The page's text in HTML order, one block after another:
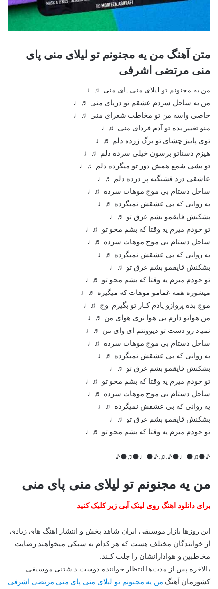
متن آهنگ من یه مجنونم تو لیلای منی پای
منی مرتضی اشرفی
من یه مجنونم تو لیلای منی پای منی ♬♩
من یه ساحل سردم عشقم تو دریای منی ♬♩
خاصی واسه من تو مخاطب شعرای منی ♬♩
منو تغییر بده تو آدم فردای منی ♬♩
توی پاییز چشای تو برگ زرده دلم ♬♩
هیزم دستاتو برسون خیلی سرده دلم ♬♩
تو بشی شمع همش دور تو میگرده دلم ♬♩
عاشقی درد قشنگیه پر درده دلم ♬♩
ساحل دستام بی موج موهات سرده ♬♩
یه روانی که بی عشقش نمیگرده ♬♩
بشکنش قایقمو بشم غرق تو ♬♩
تو خودم میرم یه وقتا که بشم محو تو ♬♩
ساحل دستام بی موج موهات سرده ♬♩
یه روانی که بی عشقش نمیگرده ♬♩
بشکنش قایقمو بشم غرق تو ♬♩
تو خودم میرم یه وقتا که بشم محو تو ♬♩
میشوره همه غمامو موهات که میگیره ♬♩
موج بده پروازو یادم کنار تو بگیرم اوج ♬♩
من هواتو دارم بی هوا نری هوای من ♬♩
نمیاد رو دست تو دیوونتم ای وای من ♬♩
ساحل دستام بی موج موهات سرده ♬♩
یه روانی که بی عشقش نمیگرده ♬♩
بشکنش قایقمو بشم غرق تو ♬♩
تو خودم میرم یه وقتا که بشم محو تو ♬♩
ساحل دستام بی موج موهات سرده ♬♩
یه روانی که بی عشقش نمیگرده ♬♩
بشکنش قایقمو بشم غرق تو ♬♩
تو خودم میرم یه وقتا که بشم محو تو ♬♩
♪●♫●♩●♪.♫.♪●♩●♫●♪
من یه مجنونم تو لیلای منی پای منی
برای دانلود اهنگ روی لینک آبی زیر کلیک کنید
این روزها بازار موسیقی ایران شاهد پخش و انتشار اهنگ های زیادی
از خوانندگان مختلف هست که هر کدام به سبکی میخواهند رضایت
مخاطبین و هوادارانشان را جلب کنند.
بالاخره پس از مدت‌ها انتظار خواننده دوست داشتنی موسیقی
کشورمان آهنگ من یه مجنونم تو لیلای منی پای منی مرتضی اشرفی